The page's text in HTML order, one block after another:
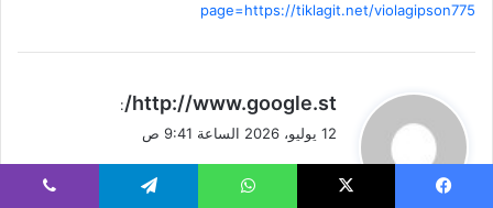
page=https://tiklagit.net/violagipson775
ي
ق
http://www.google.st/
:
12 يوليو، 2026 الساعة 9:41 ص
References: